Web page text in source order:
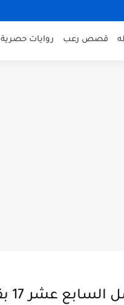
قصص رعب روايات حصرية
17 بقلم روان صادق